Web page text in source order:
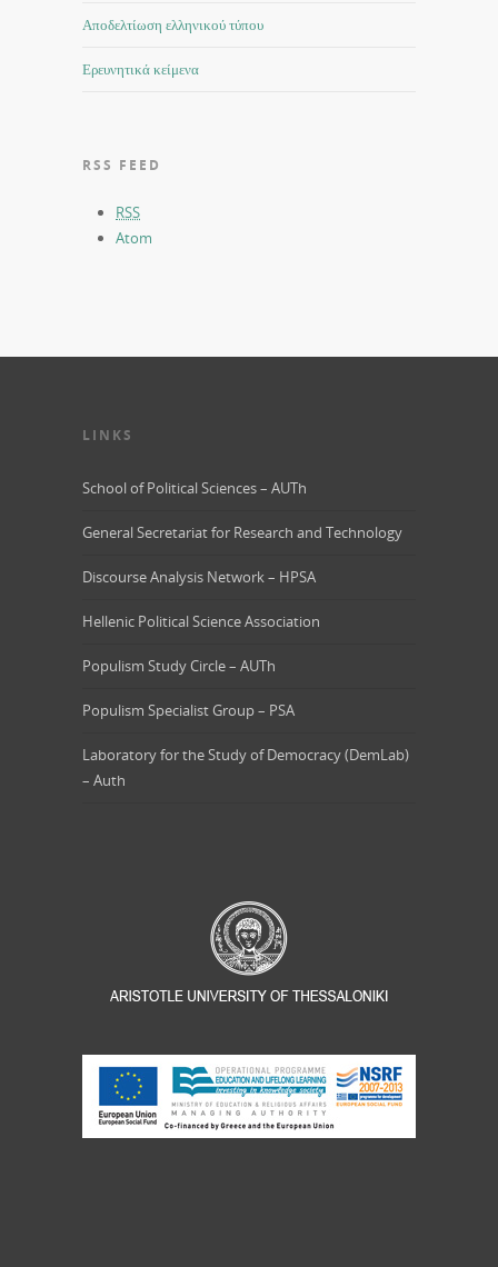
Αποδελτίωση ελληνικού τύπου
Ερευνητικά κείμενα
RSS FEED
RSS
Atom
LINKS
School of Political Sciences – AUTh
General Secretariat for Research and Technology
Discourse Analysis Network – HPSA
Hellenic Political Science Association
Populism Study Circle – AUTh
Populism Specialist Group – PSA
Laboratory for the Study of Democracy (DemLab)
– Auth